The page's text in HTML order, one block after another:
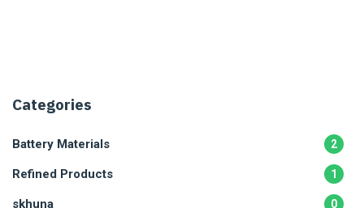
Categories
Battery Materials 2
Refined Products 1
skhuna 0